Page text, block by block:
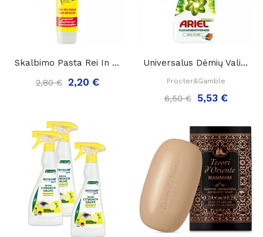
Skalbimo Pasta Rei In Der Tube Kelionėms Ir...
2,80 € 2,20 €
Universalus Dėmių Valiklis Ariel Diamond...
Procter&Gamble
6,50 € 5,53 €